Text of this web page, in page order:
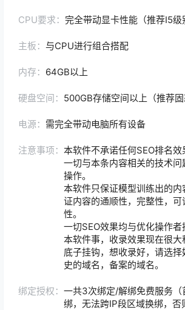
CPU要求： 完全带动显卡性能（推荐I5级
主板： 与CPU进行组合搭配
内存： 64GB以上
硬盘空间： 500GB存储空间以上（推荐固
电源： 需完全带动电脑所有设备
注意事项： 本软件不承诺任何SEO排名效
一切与本条内容相关的技术问
操作。
本软件只保证模型训练出的
证内容的通顺性，完整性，可
性。
一切SEO效果均与优化操作
本软件事，收录效果现在很大
底子挂钩，想收录好，请选
史的域名，备案的域名。
绑定授权： 一共3次绑定/解绑免费服务
绑，无法跨IP段区域换绑，否